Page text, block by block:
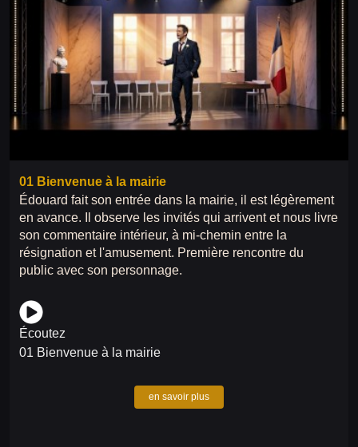
01 Bienvenue à la mairie
Édouard fait son entrée dans la mairie, il est légèrement
en avance. Il observe les invités qui arrivent et nous livre
son commentaire intérieur, à mi-chemin entre la
résignation et l'amusement. Première rencontre du
public avec son personnage.
Écoutez
01 Bienvenue à la mairie
en savoir plus